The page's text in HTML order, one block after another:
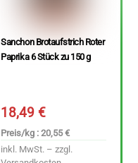
Sanchon Brotaufstrich Roter
Paprika 6 Stück zu 150 g
18,49€
Preis/kg : 20,55 €
inkl. MwSt. – zzgl.